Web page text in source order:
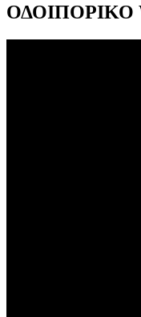
ΟΔΟΙΠΟΡΙΚΟ